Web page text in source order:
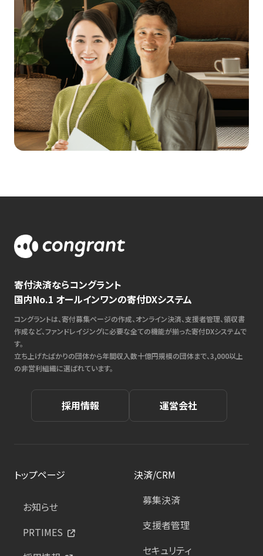
寄付決済ならコングラント
国内No.1 オールインワンの寄付DXシステム
コングラントは、寄付募集ページの作成、オンライン決済、支援者管理、領収書
作成など、ファンドレイジングに必要な全ての機能が揃った寄付DXシステムで
す。
立ち上げたばかりの団体から年間収入数十億円規模の団体まで、3,000以上
の非営利組織に選ばれています。
採用情報 運営会社
トップページ
お知らせ
PRTIMES
決済/CRM
募集決済
支援者管理
セキュリティ